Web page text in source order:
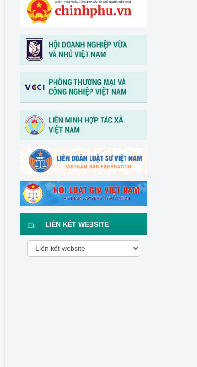
Tổ chức Hội nghị tập huấn "Tư
vấn, hỗ trợ pháp lý cho phụ nữ
doanh" vào ngày 30/3/2026
V/v thông tin và đề nghị phối
Trung tâm Hỗ trợ pháp lý cho
doanh nghiệp nhỏ và vừa
LIÊN KẾT WEBSITE